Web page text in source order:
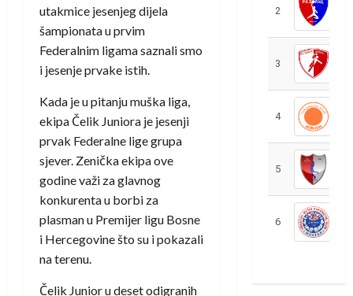
utakmice jesenjeg dijela
šampionata u prvim
Federalnim ligama saznali smo
i jesenje prvake istih.
Kada je u pitanju muška liga,
ekipa Čelik Juniora je jesenji
prvak Federalne lige grupa
sjever. Zenička ekipa ove
godine važi za glavnog
konkurenta u borbi za
plasman u Premijer ligu Bosne
i Hercegovine što su i pokazali
na terenu.
Čelik Junior u deset odigranih
2
3
4
5
6